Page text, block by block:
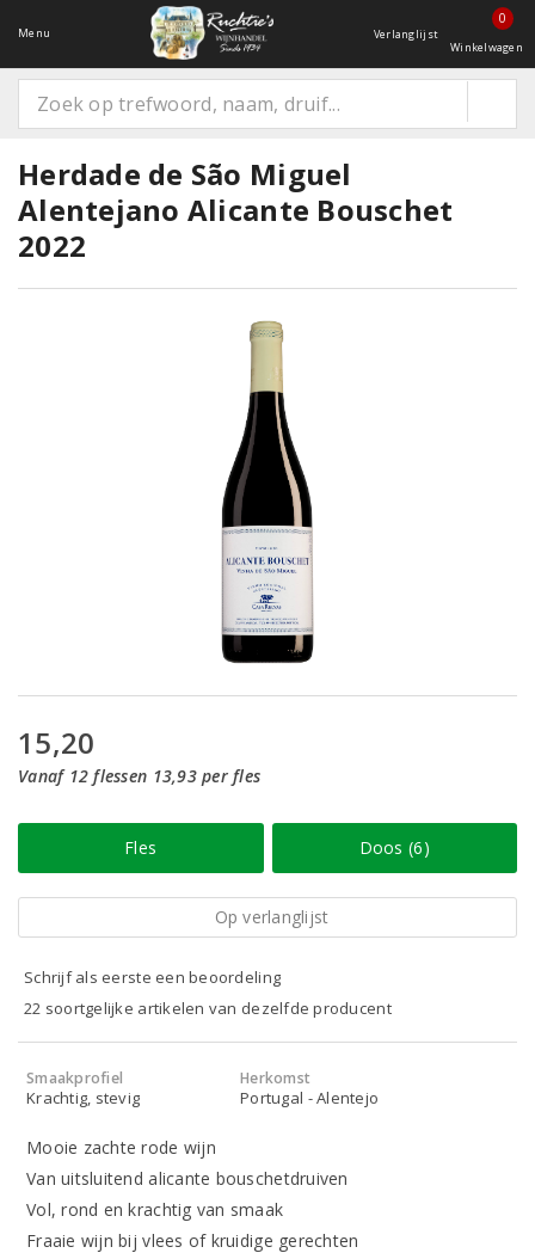
Menu Verlanglijst
0
Winkelwagen
Herdade de São Miguel
Alentejano Alicante Bouschet
2022
15,20
Vanaf 12 flessen 13,93 per fles
Fles Doos (6)
Op verlanglijst
Schrijf als eerste een beoordeling
22 soortgelijke artikelen van dezelfde producent
Smaakprofiel
Krachtig, stevig
Herkomst
Portugal - Alentejo
Mooie zachte rode wijn
Van uitsluitend alicante bouschetdruiven
Vol, rond en krachtig van smaak
Fraaie wijn bij vlees of kruidige gerechten